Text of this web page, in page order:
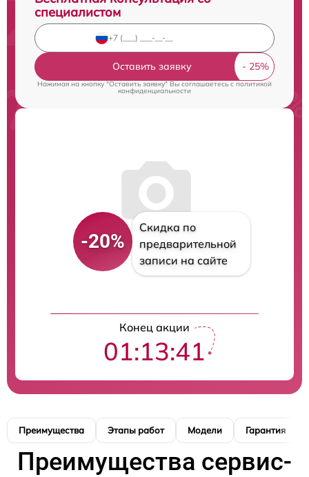
специалистом
Оставить заявку
Нажимая на кнопку "Оставить заявку" Вы соглашаетесь cполитикой
конфиденциальности
-20%
Скидка по
предварительной
записи на сайте
Конец акции
01:13:40
Преимущества Этапы работ Модели Гарантия
Преимущества сервис-